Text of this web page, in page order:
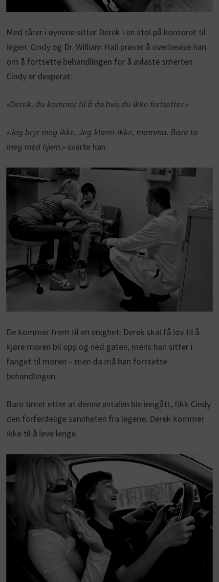
Med tårer i øynene sitter Derek i en stol på kontoret til
legen. Cindy og Dr. William Hall prøver å overbevise han
om å fortsette behandlingen for å avlaste smerten.
Cindy er desperat:
«Derek, du kommer til å dø hvis du ikke fortsetter.»
«Jeg bryr meg ikke. Jeg klarer ikke, mamma. Bare ta
meg med hjem.»svarte han.
De kommer frem til en enighet: Derek skal få lov til å
kjøre moren bil opp og ned gaten, mens han sitter i
fanget til moren – men da må han fortsette
behandlingen.
Bare timer etter at denne avtalen ble inngått, fikk Cindy
den forferdelige sannheten fra legene: Derek kommer
ikke til å leve lenge.